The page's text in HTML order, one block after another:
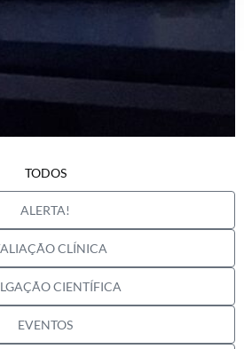
ALERTA!
CLÍNICA
CIENTÍFICA
EVENTOS
TODOS